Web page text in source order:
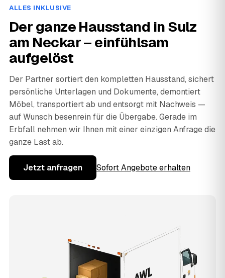
ALLES INKLUSIVE
Der ganze Hausstand in Sulz
am Neckar – einfühlsam
aufgelöst
Der Partner sortiert den kompletten Hausstand, sichert
persönliche Unterlagen und Dokumente, demontiert
Möbel, transportiert ab und entsorgt mit Nachweis —
auf Wunsch besenrein für die Übergabe. Gerade im
Erbfall nehmen wir Ihnen mit einer einzigen Anfrage die
ganze Last ab.
Jetzt anfragen Sofort Angebote erhalten